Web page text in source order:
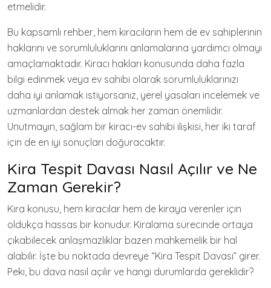
etmelidir.
Bu kapsamlı rehber, hem kiracıların hem de ev sahiplerinin
haklarını ve sorumluluklarını anlamalarına yardımcı olmayı
amaçlamaktadır. Kiracı hakları konusunda daha fazla
bilgi edinmek veya ev sahibi olarak sorumluluklarınızı
daha iyi anlamak istiyorsanız, yerel yasaları incelemek ve
uzmanlardan destek almak her zaman önemlidir.
Unutmayın, sağlam bir kiracı-ev sahibi ilişkisi, her iki taraf
için de en iyi sonuçları doğuracaktır.
Kira Tespit Davası Nasıl Açılır ve Ne
Zaman Gerekir?
Kira konusu, hem kiracılar hem de kiraya verenler için
oldukça hassas bir konudur. Kiralama sürecinde ortaya
çıkabilecek anlaşmazlıklar bazen mahkemelik bir hal
alabilir. İşte bu noktada devreye “Kira Tespit Davası” girer.
Peki, bu dava nasıl açılır ve hangi durumlarda gereklidir?